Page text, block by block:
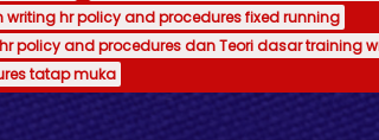
writing hr policy and procedures fixed running
policy and procedures dan Teori dasar training
tatap muka